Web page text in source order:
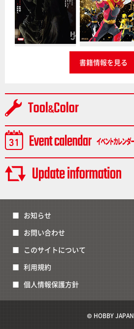
書籍情報を見る
お知らせ
お問い合わせ
このサイトについて
利用規約
個人情報保護方針
© HOBBY JAPAN